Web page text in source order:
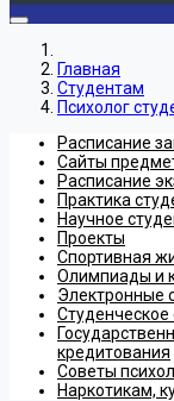
Главная
Студентам
Психолог
Расписание
Сайты
Расписание
Практика
Научное
Проекты
Спортивная
Олимпиады и
Электронные
кредитования
Советы
Наркотикам,